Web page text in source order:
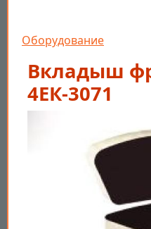
Строка
Оборудование
Вкладыш
4ЕК-3071